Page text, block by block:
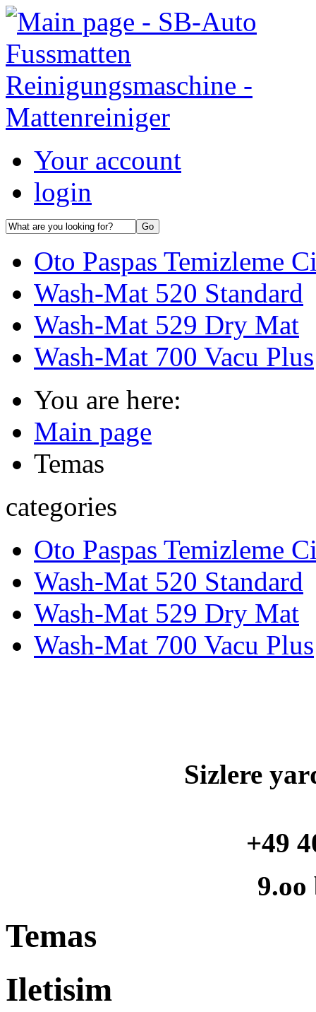
Your account
login
Oto Paspas Temizleme
Wash-Mat 520 Standard
Wash-Mat 529 Dry Mat
Wash-Mat 700 Vacu Plus
You are here:
Main page
Temas
categories
Oto Paspas Temizleme
Wash-Mat 520 Standard
Wash-Mat 529 Dry Mat
Wash-Mat 700 Vacu Plus
Sizlere
+49
9.oo
Temas
Iletisim